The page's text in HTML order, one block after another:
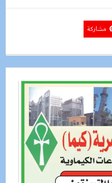
مشاركة